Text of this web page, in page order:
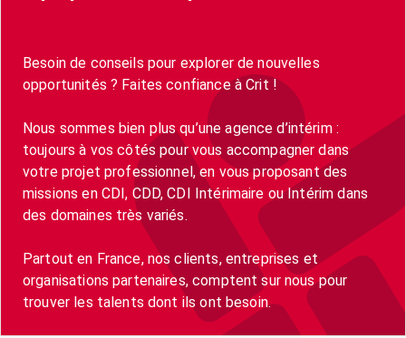
Besoin de conseils pour explorer de nouvelles
opportunités ? Faites confiance à Crit !
Nous sommes bien plus qu’une agence d’intérim :
toujours à vos côtés pour vous accompagner dans
votre projet professionnel, en vous proposant des
missions en CDI, CDD, CDI Intérimaire ou Intérim dans
des domaines très variés.
Partout en France, nos clients, entreprises et
organisations partenaires, comptent sur nous pour
trouver les talents dont ils ont besoin.